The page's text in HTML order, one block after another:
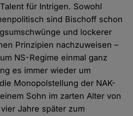
für Intrigen. Sowohl
sind Bischoff schon
und lockerer
Prinzipien nachzuweisen –
NS-Regime einmal ganz
es immer wieder um
Monopolstellung der NAK-
Sohn im zarten Alter von
Jahre später zum